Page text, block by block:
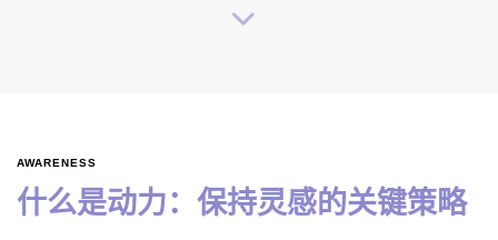
AWARENESS
什么是动力：保持灵感的关键策略